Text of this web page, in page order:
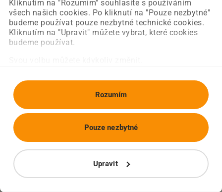
Kliknutím na "Rozumím" souhlasíte s používáním
všech našich cookies. Po kliknutí na "Pouze nezbytné"
budeme používat pouze nezbytné technické cookies.
Kliknutím na "Upravit" můžete vybrat, které cookies
budeme používat.
Rozumím
Upravit
Pouze nezbytné
Obnovit stránku Úvodní strana